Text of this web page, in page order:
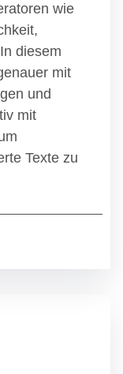
wie
diesem
mit
und
mit
Texte zu